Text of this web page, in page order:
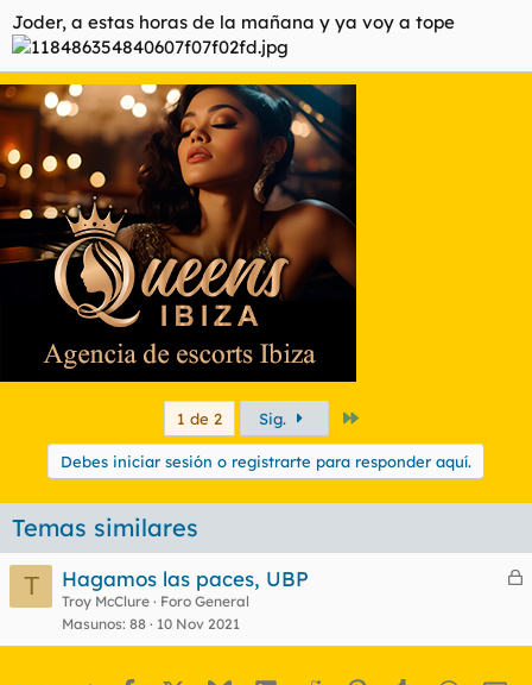
Joder, a estas horas de la mañana y ya voy a tope
1 de 2 Sig.
Debes iniciar sesión o registrarte para responder aquí.
Temas similares
T
C
r
Hagamos las paces, UBP
Troy McClure
Foro General
Masunos 88 10 Nov 2021